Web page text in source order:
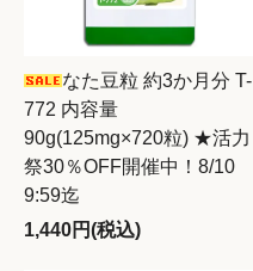
なた豆粒 約3か月分 T-
772 内容量
90g(125mg×720粒) ★活力
祭30％OFF開催中！8/10
9:59迄
1,440円(税込)